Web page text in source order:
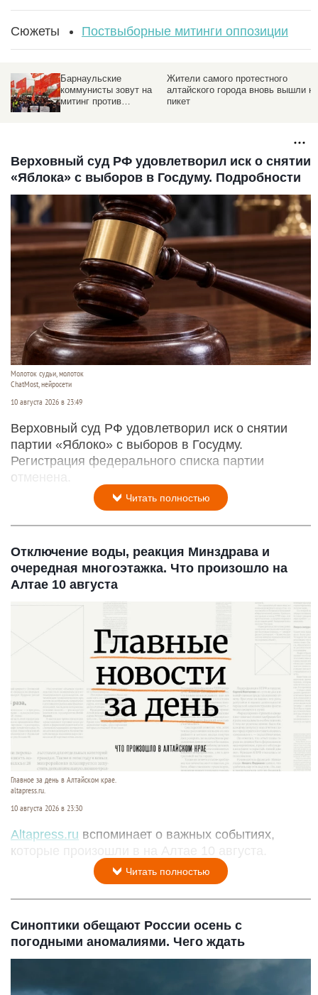
Сюжеты Поствыборные митинги оппозиции
Барнаульские
коммунисты зовут на
митинг против
Жители самого протестного
алтайского города вновь вышли на
пикет
Верховный суд РФ удовлетворил иск о снятии
«Яблока» с выборов в Госдуму. Подробности
Молоток судьи, молоток
ChatMost, нейросети
10 августа 2026 в 23:49
Верховный суд РФ удовлетворил иск о снятии
партии «Яблоко» с выборов в Госудму.
Регистрация федерального списка партии
отменена.
Читать полностью
Отключение воды, реакция Минздрава и
очередная многоэтажка. Что произошло на
Алтае 10 августа
Главное за день в Алтайском крае.
altapress.ru.
10 августа 2026 в 23:30
Altapress.ru вспоминает о важных событиях,
которые произошли в на Алтае 10 августа.
Читать полностью
Синоптики обещают России осень с
погодными аномалиями. Чего ждать